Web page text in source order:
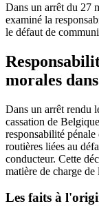
Dans un arrêt du 27
examiné la
le défaut de
morales
Dans un arrêt rendu
cassation de
responsabilité
routières liées au
conducteur. Cette
matière de charge de
Les faits à